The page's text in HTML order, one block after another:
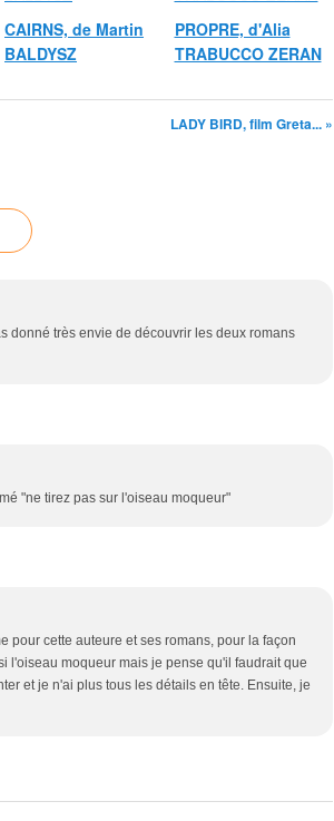
CAIRNS, de Martin
BALDYSZ
PROPRE, d'Alia
TRABUCCO ZERAN
LADY BIRD, film Greta... »
donné très envie de découvrir les deux romans
"ne tirez pas sur l'oiseau moqueur"
pour cette auteure et ses romans, pour la façon
l'oiseau moqueur mais je pense qu'il faudrait que
et je n'ai plus tous les détails en tête. Ensuite, je